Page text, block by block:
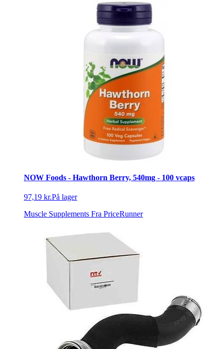
NOW Foods - Hawthorn Berry, 540mg - 100 vcaps
97,19 kr.På lager
Muscle Supplements Fra PriceRunner